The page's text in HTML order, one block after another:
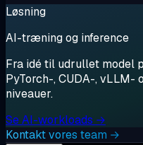
Løsning
AI-træning og inference
Fra idé til udrullet model
PyTorch-, CUDA-, vLLM-
niveauer.
Se AI-workloads →
Kontakt vores team →